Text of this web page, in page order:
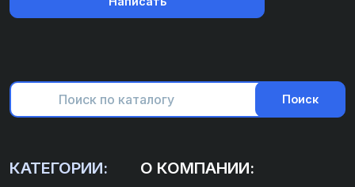
Поиск
КАТЕГОРИИ: О КОМПАНИИ: